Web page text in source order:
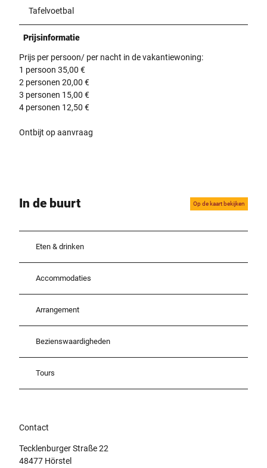
Tafelvoetbal
Prijsinformatie
Prijs per persoon/ per nacht in de vakantiewoning:
1 persoon 35,00 €
2 personen 20,00 €
3 personen 15,00 €
4 personen 12,50 €
Ontbijt op aanvraag
In de buurt Op de kaart bekijken
Eten & drinken
Accommodaties
Arrangement
Bezienswaardigheden
Tours
Contact
Tecklenburger Straße 22
48477 Hörstel